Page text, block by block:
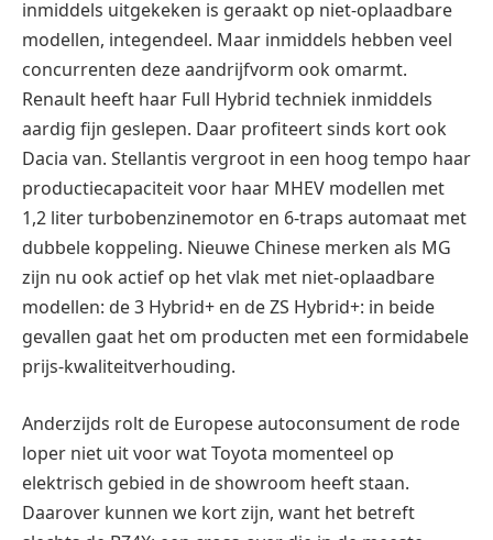
inmiddels uitgekeken is geraakt op niet-oplaadbare
modellen, integendeel. Maar inmiddels hebben veel
concurrenten deze aandrijfvorm ook omarmt.
Renault heeft haar Full Hybrid techniek inmiddels
aardig fijn geslepen. Daar profiteert sinds kort ook
Dacia van. Stellantis vergroot in een hoog tempo haar
productiecapaciteit voor haar MHEV modellen met
1,2 liter turbobenzinemotor en 6-traps automaat met
dubbele koppeling. Nieuwe Chinese merken als MG
zijn nu ook actief op het vlak met niet-oplaadbare
modellen: de 3 Hybrid+ en de ZS Hybrid+: in beide
gevallen gaat het om producten met een formidabele
prijs-kwaliteitverhouding.
Anderzijds rolt de Europese autoconsument de rode
loper niet uit voor wat Toyota momenteel op
elektrisch gebied in de showroom heeft staan.
Daarover kunnen we kort zijn, want het betreft